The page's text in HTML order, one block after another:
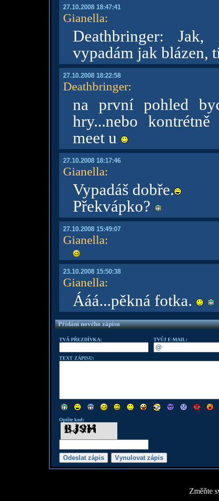
27.10.2008 18:47:41
Gianella:
Deathbringer:
vypadám jak blázen,
27.10.2008 18:22:58
Deathbringer:
na první pohled
hry...nebo
meet u
27.10.2008 18:17:46
Gianella:
Vypadáš dobře.
Překvápko?
27.10.2008 15:49:07
Gianella:
23.10.2008 15:50:38
Gianella:
Ááá...pěkná fotka.
Přidání nového zápisu
TVÁ PŘEZDÍVKA: TVŮJ E-MAIL:
TEXT ZÁPISU:
Opište kod:
Změňte